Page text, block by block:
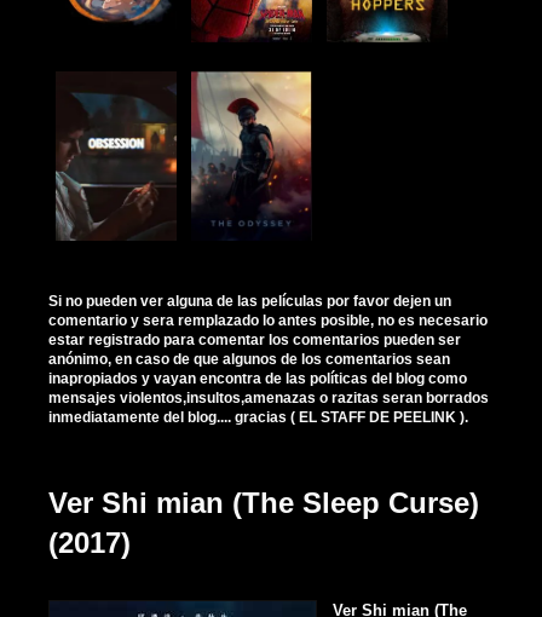
Si no pueden ver alguna de las películas por favor dejen un
comentario y sera remplazado lo antes posible, no es necesario
estar registrado para comentar los comentarios pueden ser
anónimo, en caso de que algunos de los comentarios sean
inapropiados y vayan encontra de las políticas del blog como
mensajes violentos,insultos,amenazas o razitas seran borrados
inmediatamente del blog.... gracias ( EL STAFF DE PEELINK ).
Ver Shi mian (The Sleep Curse)
(2017)
Ver Shi mian (The